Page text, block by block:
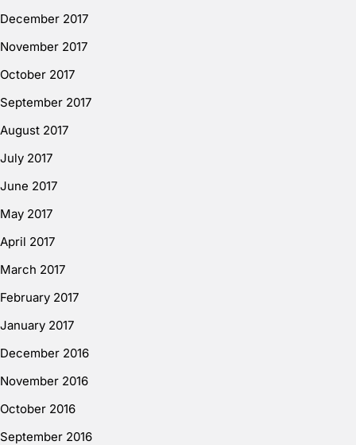
December 2017
November 2017
October 2017
September 2017
August 2017
July 2017
June 2017
May 2017
April 2017
March 2017
February 2017
January 2017
December 2016
November 2016
October 2016
September 2016